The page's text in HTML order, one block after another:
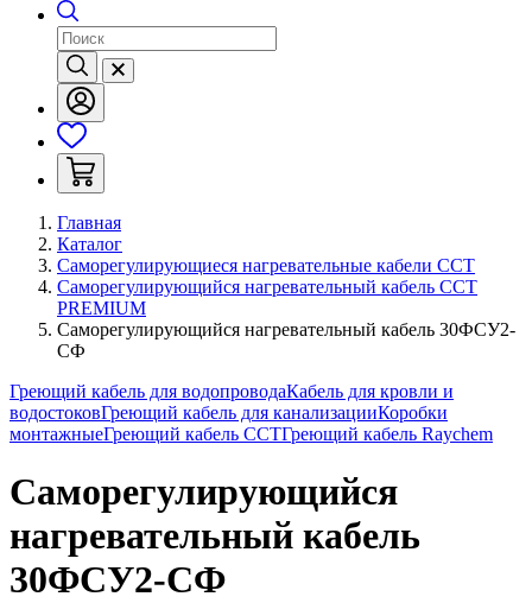
Главная
Каталог
Саморегулирующиеся нагревательные кабели ССТ
Саморегулирующийся нагревательный кабель ССТ
PREMIUM
Саморегулирующийся нагревательный кабель 30ФСУ2-
СФ
Греющий кабель для водопроводаКабель для кровли и
водостоковГреющий кабель для канализацииКоробки
монтажныеГреющий кабель ССТГреющий кабель Raychem
Саморегулирующийся
нагревательный кабель
30ФСУ2-СФ